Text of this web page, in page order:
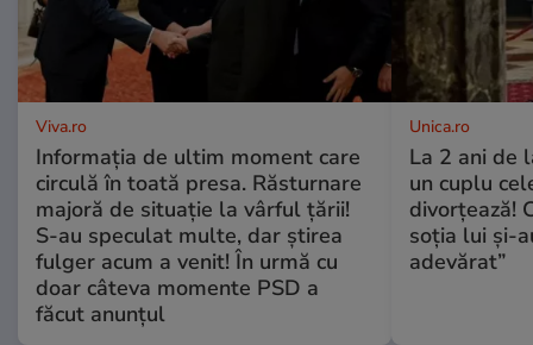
Viva.ro
Informația de ultim moment care
circulă în toată presa. Răsturnare
majoră de situație la vârful țării!
S-au speculat multe, dar știrea
fulger acum a venit! În urmă cu
doar câteva momente PSD a
făcut anunțul
Unica.ro
La 2 ani de
un cuplu
divorțează!
soția lui și-
adevărat”